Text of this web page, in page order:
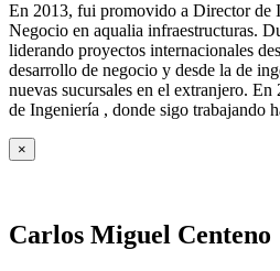
En 2013, fui promovido a Director de
Negocio en aqualia infraestructuras.
liderando proyectos internacionales
desarrollo de negocio y desde la de
nuevas sucursales en el extranjero.
de Ingeniería , donde sigo trabajando
×
Carlos Miguel Centeno